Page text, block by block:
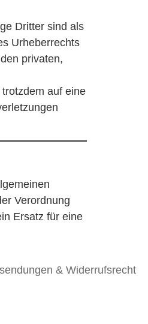
Dritter sind als
Urheberrechts
privaten,
auf eine
Verordnung
Ersatz für eine
& Widerrufsrecht